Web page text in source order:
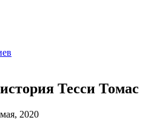
Тесси Томас
2020